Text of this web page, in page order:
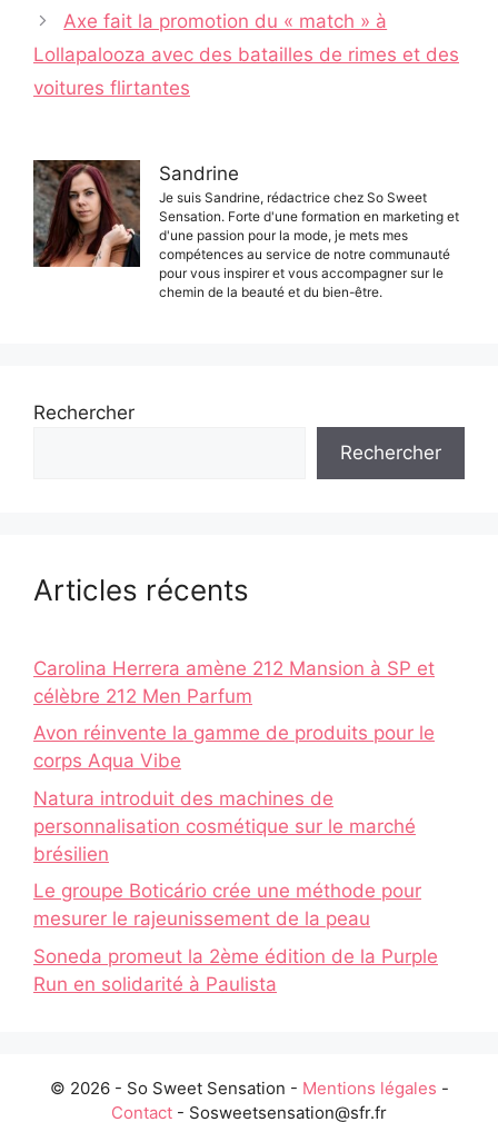
Axe fait la promotion du « match » à
Lollapalooza avec des batailles de rimes et des
voitures flirtantes
Sandrine
Je suis Sandrine, rédactrice chez So Sweet
Sensation. Forte d'une formation en marketing et
d'une passion pour la mode, je mets mes
compétences au service de notre communauté
pour vous inspirer et vous accompagner sur le
chemin de la beauté et du bien-être.
Rechercher
Rechercher
Articles récents
Carolina Herrera amène 212 Mansion à SP et
célèbre 212 Men Parfum
Avon réinvente la gamme de produits pour le
corps Aqua Vibe
Natura introduit des machines de
personnalisation cosmétique sur le marché
brésilien
Le groupe Boticário crée une méthode pour
mesurer le rajeunissement de la peau
Soneda promeut la 2ème édition de la Purple
Run en solidarité à Paulista
© 2026 - So Sweet Sensation - Mentions légales -
Contact - Sosweetsensation@sfr.fr